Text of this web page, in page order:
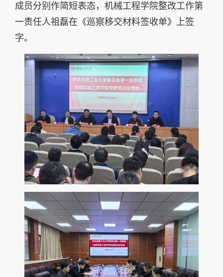
成员分别作简短表态，机械工程学院整改工作第
一责任人祖磊在《巡察移交材料签收单》上签
字。